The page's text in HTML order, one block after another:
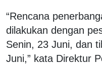
“Rencana
dilakukan dengan
Senin, 23 Juni, dan
Juni,” kata Direktur